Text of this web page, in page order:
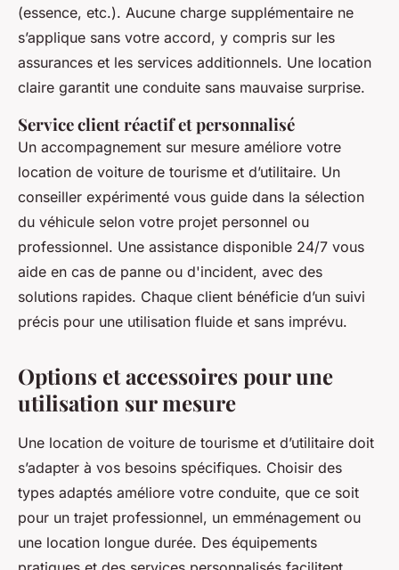
(essence, etc.). Aucune charge supplémentaire ne
s’applique sans votre accord, y compris sur les
assurances et les services additionnels. Une location
claire garantit une conduite sans mauvaise surprise.
Service client réactif et personnalisé
Un accompagnement sur mesure améliore votre
location de voiture de tourisme et d’utilitaire. Un
conseiller expérimenté vous guide dans la sélection
du véhicule selon votre projet personnel ou
professionnel. Une assistance disponible 24/7 vous
aide en cas de panne ou d'incident, avec des
solutions rapides. Chaque client bénéficie d’un suivi
précis pour une utilisation fluide et sans imprévu.
Options et accessoires pour une
utilisation sur mesure
Une location de voiture de tourisme et d’utilitaire doit
s’adapter à vos besoins spécifiques. Choisir des
types adaptés améliore votre conduite, que ce soit
pour un trajet professionnel, un emménagement ou
une location longue durée. Des équipements